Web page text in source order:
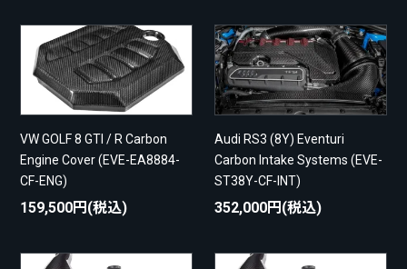
VW GOLF 8 GTI / R Carbon
Engine Cover (EVE-EA8884-
CF-ENG)
159,500円(税込)
Audi RS3 (8Y) Eventuri
Carbon Intake Systems (EVE-
ST38Y-CF-INT)
352,000円(税込)